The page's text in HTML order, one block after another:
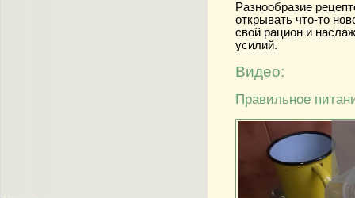
Разнообразие
открывать что-то
свой рацион и
усилий.
Видео:
Правильное